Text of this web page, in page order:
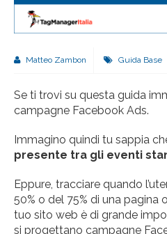
Matteo Zambon Guida Base
Se ti trovi su questa guida
campagne Facebook Ads.
Immagino quindi tu sappia
presente tra gli eventi
Eppure, tracciare quando
50% o del 75% di una pagina
tuo sito web è di grande
si progettano campagne